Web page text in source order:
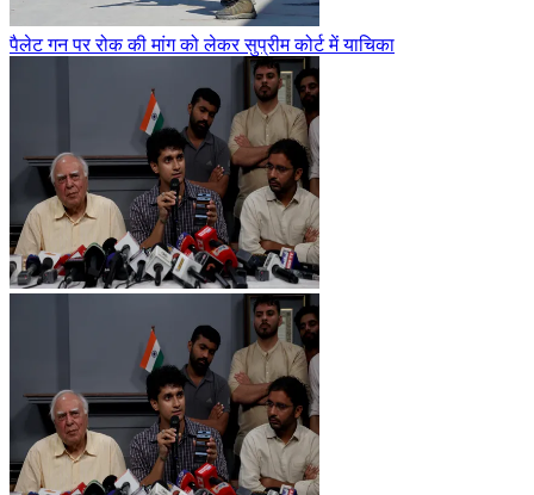
पैलेट गन पर रोक की मांग को लेकर सुप्रीम कोर्ट में याचिका